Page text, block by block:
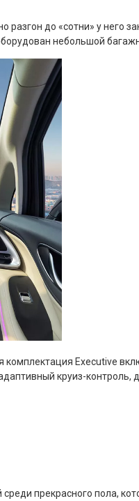
до «сотни» у него
небольшой
Executive
круиз-
прекрасного пола,